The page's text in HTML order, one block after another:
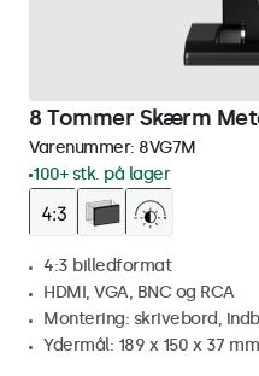
8 Tommer Skærm
Varenummer: 8VG7M
100+ stk. på lager
4:3 billedformat
HDMI, VGA, BNC og RCA
Montering: skrivebord,
Ydermål: 189 x 150 x 37 mm